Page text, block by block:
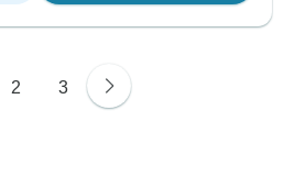
2 3